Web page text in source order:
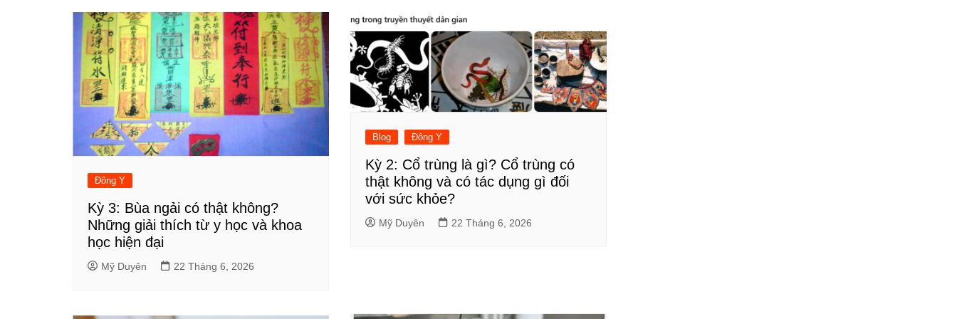
bài
viết
Đông Y
Kỳ 3: Bùa ngải có thật không?
Những giải thích từ y học và khoa
học hiện đại
Mỹ Duyên 22 Tháng 6, 2026
Blog Đông Y
Kỳ 2: Cổ trùng là gì? Cổ trùng có
thật không và có tác dụng gì đối
với sức khỏe?
Mỹ Duyên 22 Tháng 6, 2026